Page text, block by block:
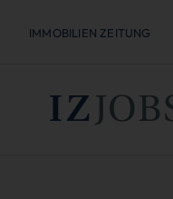
IMMOBILIEN ZEITUNG